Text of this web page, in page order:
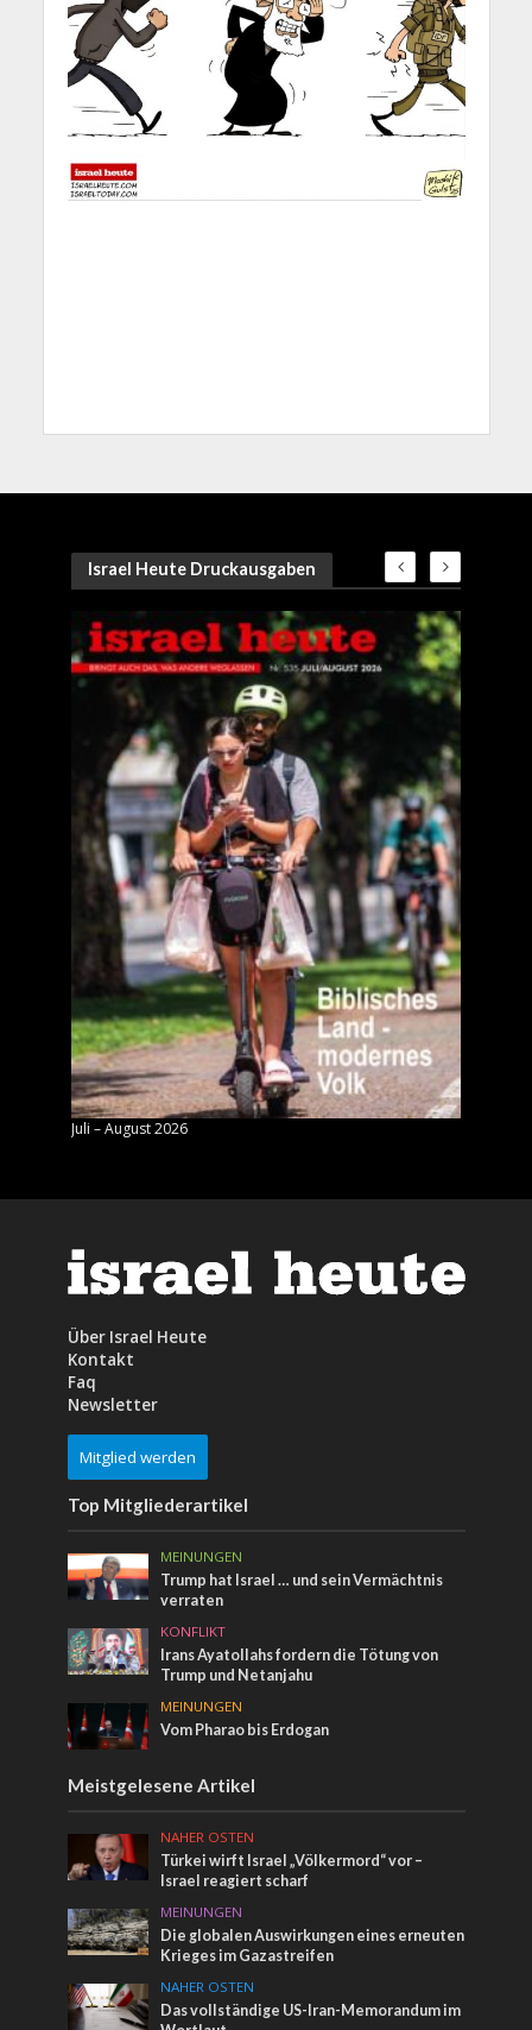
Israel Heute Druckausgaben
Juli – August 2026
Über Israel Heute
Kontakt
Faq
Newsletter
Mitglied werden
Top Mitgliederartikel
MEINUNGEN
Trump hat Israel … und sein Vermächtnis
verraten
KONFLIKT
Irans Ayatollahs fordern die Tötung von
Trump und Netanjahu
MEINUNGEN
Vom Pharao bis Erdogan
Meistgelesene Artikel
NAHER OSTEN
Türkei wirft Israel „Völkermord“ vor –
Israel reagiert scharf
MEINUNGEN
Die globalen Auswirkungen eines erneuten
Krieges im Gazastreifen
NAHER OSTEN
Das vollständige US-Iran-Memorandum im